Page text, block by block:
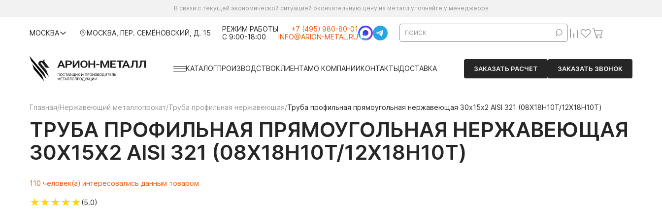
В связи с текущей экономической ситуацией окончательную цену на металл уточняйте у менеджеров
МОСКВА МОСКВА, ПЕР. СЕМЁНОВСКИЙ, Д. 15
РЕЖИМ РАБОТЫ
С 9:00-18:00
+7 (495) 980-80-01
INFO@ARION-METAL.RU
КАТАЛОГПРОИЗВОДСТВОКЛИЕНТАМО КОМПАНИИКОНТАКТЫДОСТАВКА ЗАКАЗАТЬ РАСЧЕТ ЗАКАЗАТЬ ЗВОНОК
Главная/Нержавеющий металлопрокат/Труба профильная нержавеющая/Труба профильная прямоугольная нержавеющая 30х15х2 AISI 321 (08Х18Н10Т/12Х18Н10Т)
ТРУБА ПРОФИЛЬНАЯ ПРЯМОУГОЛЬНАЯ НЕРЖАВЕЮЩАЯ
30Х15Х2 AISI 321 (08Х18Н10Т/12Х18Н10Т)
110 человек(а) интересовались данным товаром
★★★★★(5.0)